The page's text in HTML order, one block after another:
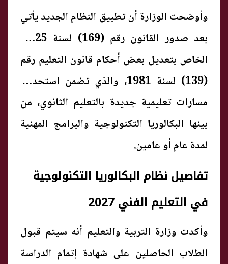
وأوضحت الوزارة أن تطبيق النظام الجديد يأتي
الخاص بتعديل بعض أحكام قانون التعليم رقم
(139) لسنة 1981، والذي تضمن استحداث
مسارات تعليمية جديدة بالتعليم الثانوي، من
بينها البكالوريا التكنولوجية والبرامج المهنية
لمدة عام أو عامين.
تفاصيل نظام البكالوريا التكنولوجية
في التعليم الفني 2027
وأكدت وزارة التربية والتعليم أنه سيتم قبول
الطلاب الحاصلين على شهادة إتمام الدراسة